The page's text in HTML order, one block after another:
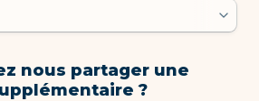
nous partager une
?